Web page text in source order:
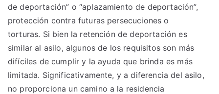
de deportación” o “aplazamiento de deportación”,
protección contra futuras persecuciones o
torturas. Si bien la retención de deportación es
similar al asilo, algunos de los requisitos son más
difíciles de cumplir y la ayuda que brinda es más
limitada. Significativamente, y a diferencia del asilo,
no proporciona un camino a la residencia